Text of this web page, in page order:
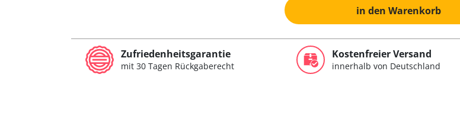
in den Warenkorb
Zufriedenheitsgarantie
mit 30 Tagen Rückgaberecht
Kostenfreier Versand
innerhalb von Deutschland